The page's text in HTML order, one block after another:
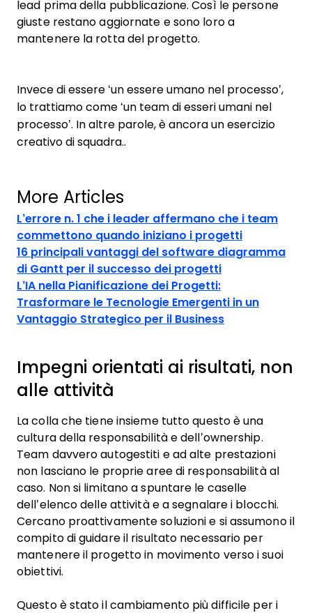
lead prima della pubblicazione. Così le persone
giuste restano aggiornate e sono loro a
mantenere la rotta del progetto.
Invece di essere ‘un essere umano nel processo’,
lo trattiamo come ‘un team di esseri umani nel
processo’. In altre parole, è ancora un esercizio
creativo di squadra..
More Articles
L’errore n. 1 che i leader affermano che i team
commettono quando iniziano i progetti
16 principali vantaggi del software diagramma
di Gantt per il successo dei progetti
L’IA nella Pianificazione dei Progetti:
Trasformare le Tecnologie Emergenti in un
Vantaggio Strategico per il Business
Impegni orientati ai risultati, non
alle attività
La colla che tiene insieme tutto questo è una
cultura della responsabilità e dell’ownership.
Team davvero autogestiti e ad alte prestazioni
non lasciano le proprie aree di responsabilità al
caso. Non si limitano a spuntare le caselle
dell’elenco delle attività e a segnalare i blocchi.
Cercano proattivamente soluzioni e si assumono il
compito di guidare il risultato necessario per
mantenere il progetto in movimento verso i suoi
obiettivi.
Questo è stato il cambiamento più difficile per i